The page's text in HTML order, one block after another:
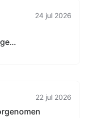
24 jul 2026
22 jul 2026